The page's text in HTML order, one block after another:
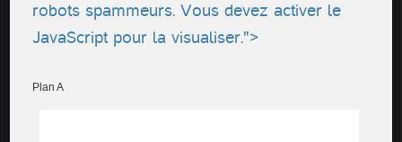
robots spammeurs. Vous devez activer le
JavaScript pour la visualiser.">
Plan A